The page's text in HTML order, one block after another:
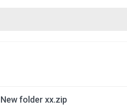
New folder xx.zip